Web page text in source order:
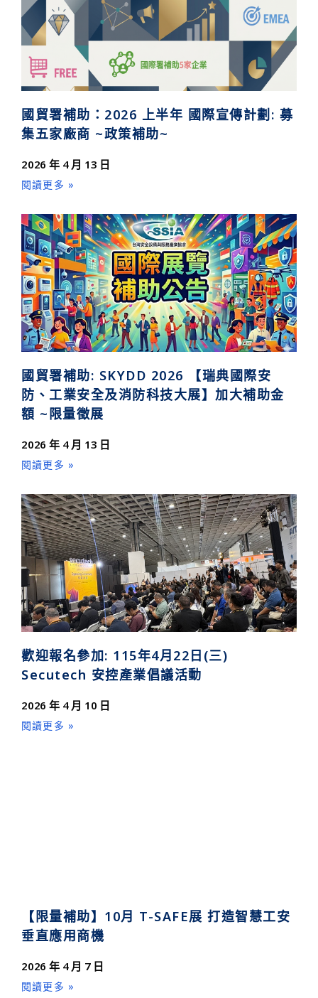
國貿署補助：2026 上半年 國際宣傳計劃: 募
集五家廠商 ~政策補助~
2026 年 4 月 13 日
閱讀更多 »
國貿署補助: SKYDD 2026 【瑞典國際安
防、工業安全及消防科技大展】加大補助金
額 ~限量徵展
2026 年 4 月 13 日
閱讀更多 »
歡迎報名參加: 115年4月22日(三)
Secutech 安控產業倡議活動
2026 年 4 月 10 日
閱讀更多 »
【限量補助】10月 T-SAFE展 打造智慧工安
垂直應用商機
2026 年 4 月 7 日
閱讀更多 »